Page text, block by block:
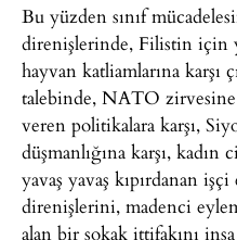
Bu yüzden sınıf
direnişlerinde, Filistin için
hayvan katliamlarına karşı
talebinde, NATO zirvesine
veren politikalara karşı,
düşmanlığına karşı, kadın
yavaş yavaş kıpırdanan
direnişlerini, madenci
alan bir sokak ittifakını